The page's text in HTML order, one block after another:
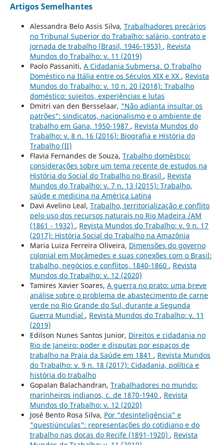
Artigos Semelhantes
Alessandra Belo Assis Silva, Trabalhadores precários
no Tribunal Superior do Trabalho: salário, contrato e
jornada de trabalho (Brasil, 1946-1953) , Revista
Mundos do Trabalho: v. 11 (2019)
Paolo Passaniti, A Cidadania Submersa. O Trabalho
Doméstico na Itália entre os Séculos XIX e XX , Revista
Mundos do Trabalho: v. 10 n. 20 (2018): Trabalho
doméstico: sujeitos, experiências e lutas
Dmitri van den Bersselaar, "Não adianta insultar os
patrões": sindicatos, nacionalismo e o ambiente de
trabalho em Gana, 1950-1987 , Revista Mundos do
Trabalho: v. 8 n. 16 (2016): Biografia e História do
Trabalho (II)
Flavia Fernandes de Souza, Trabalho doméstico:
considerações sobre um tema recente de estudos na
História do Social do Trabalho no Brasil , Revista
Mundos do Trabalho: v. 7 n. 13 (2015): Trabalho,
saúde e medicina na América Latina
Davi Avelino Leal, Trabalho, territorialização e conflito
pelo uso dos recursos naturais no Rio Madeira /AM
(1861 - 1932) , Revista Mundos do Trabalho: v. 9 n. 17
(2017): História Social do Trabalho na Amazônia
Maria Luiza Ferreira Oliveira, Dimensões do governo
colonial em Moçâmedes e suas conexões com o Brasil:
trabalho, negócios e conflitos, 1840-1860 , Revista
Mundos do Trabalho: v. 12 (2020)
Tamires Xavier Soares, A guerra no prato: uma breve
análise sobre o problema de abastecimento de carne
verde no Rio Grande do Sul, durante a Segunda
Guerra Mundial , Revista Mundos do Trabalho: v. 11
(2019)
Edilson Nunes Santos Junior, Direitos e cidadania no
Rio de Janeiro: poder e disputas por espaços de
trabalho na Praia da Saúde em 1841 , Revista Mundos
do Trabalho: v. 9 n. 18 (2017): Cidadania, política e
história do trabalho
Gopalan Balachandran, Trabalhadores no mundo:
marinheiros indianos, c. de 1870-1940 , Revista
Mundos do Trabalho: v. 12 (2020)
José Bento Rosa Silva, Por “desinteligência” e
"questiúnculas": representações do cotidiano e do
trabalho nas docas do Recife (1891-1920) , Revista